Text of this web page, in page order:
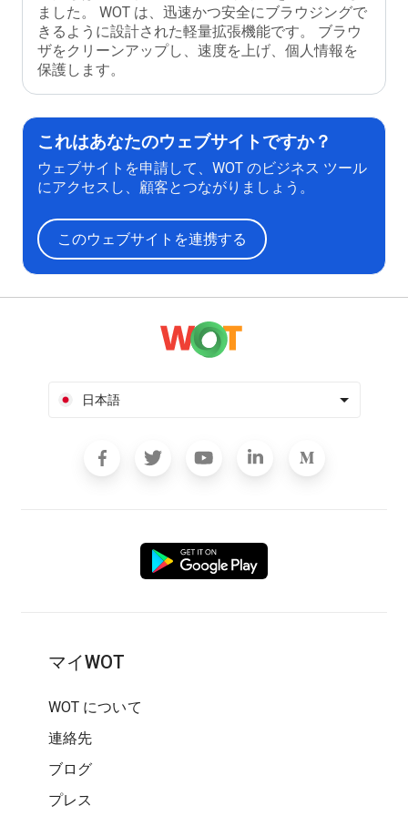
ました。 WOT は、迅速かつ安全にブラウジングで
きるように設計された軽量拡張機能です。 ブラウ
ザをクリーンアップし、速度を上げ、個人情報を
保護します。
これはあなたのウェブサイトですか？
ウェブサイトを申請して、WOT のビジネス ツール
にアクセスし、顧客とつながりましょう。
このウェブサイトを連携する
日本語
マイWOT
WOT について
連絡先
ブログ
プレス